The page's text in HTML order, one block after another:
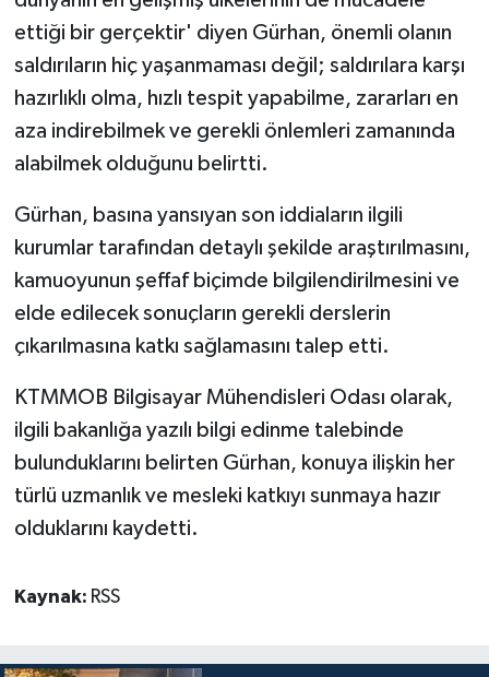
ettiği bir gerçektir' diyen Gürhan, önemli olanın
saldırıların hiç yaşanmaması değil; saldırılara karşı
hazırlıklı olma, hızlı tespit yapabilme, zararları en
aza indirebilmek ve gerekli önlemleri zamanında
alabilmek olduğunu belirtti.
Gürhan, basına yansıyan son iddiaların ilgili
kurumlar tarafından detaylı şekilde araştırılmasını,
kamuoyunun şeffaf biçimde bilgilendirilmesini ve
elde edilecek sonuçların gerekli derslerin
çıkarılmasına katkı sağlamasını talep etti.
KTMMOB Bilgisayar Mühendisleri Odası olarak,
ilgili bakanlığa yazılı bilgi edinme talebinde
bulunduklarını belirten Gürhan, konuya ilişkin her
türlü uzmanlık ve mesleki katkıyı sunmaya hazır
olduklarını kaydetti.
Kaynak: RSS